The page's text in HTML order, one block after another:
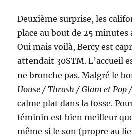
Deuxième surprise, les
place au bout de 25
Oui mais voilà, Bercy est
attendait 30STM. L’accueil
ne bronche pas. Malgré le
House / Thrash / Glam et Pop
calme plat dans la fosse.
féminin est bien meilleur
même si le son (propre au